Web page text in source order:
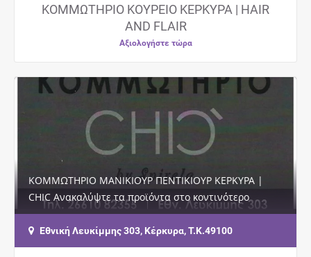
ΚΟΜΜΩΤΗΡΙΟ ΚΟΥΡΕΙΟ ΚΕΡΚΥΡΑ | HAIR
AND FLAIR
Αξιολογήστε τώρα
ΚΟΜΜΩΤΗΡΙΟ ΜΑΝΙΚΙΟΥΡ ΠΕΝΤΙΚΙΟΥΡ ΚΕΡΚΥΡΑ |
CHIC Ανακαλύψτε τα προϊόντα στο κοντινότερο
κομμωτήριο L’Oréal Professionnel στην περιοχή…
Εθνική Λευκίμμης 303, Κέρκυρα, Τ.Κ.49100